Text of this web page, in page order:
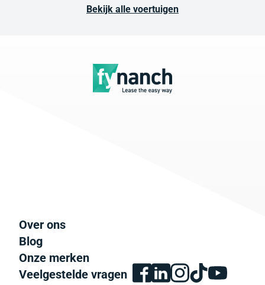
Bekijk alle voertuigen
Over ons
Blog
Onze merken
Veelgestelde vragen